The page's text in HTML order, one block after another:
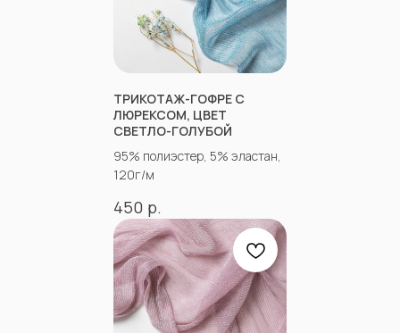
ТРИКОТАЖ-ГОФРЕ С
ЛЮРЕКСОМ, ЦВЕТ
СВЕТЛО-ГОЛУБОЙ
95% полиэстер, 5% эластан,
120г/м
450 р.
INSTAGRAM*
TIK TOK*